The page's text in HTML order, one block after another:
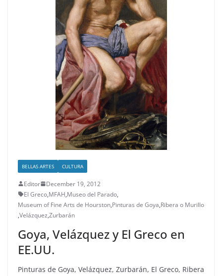
BELLAS ARTES CULTURA
Editor
December 19, 2012
El Greco,MFAH,Museo del Parado,
Museum of Fine Arts de Hourston,Pinturas de Goya,Ribera o Murillo
,Velázquez,Zurbarán
Goya, Velázquez y El Greco en
EE.UU.
Pinturas de Goya, Velázquez, Zurbarán, El Greco, Ribera